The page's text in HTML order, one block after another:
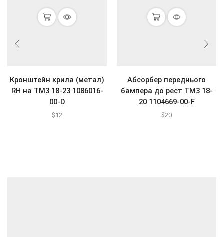
Кронштейн крила (метал)
RH на ТМ3 18-23 1086016-
00-D
$12
Абсорбер переднього
бампера до рест ТМ3 18-
20 1104669-00-F
$20